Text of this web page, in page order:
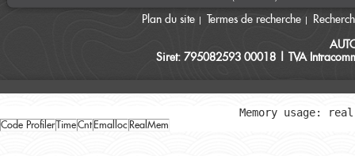
Plan du site
Termes de recherche
Siret: 795082593 00018 | TVA
Memory usage:
Code Profiler TimeCnt Emalloc RealMem